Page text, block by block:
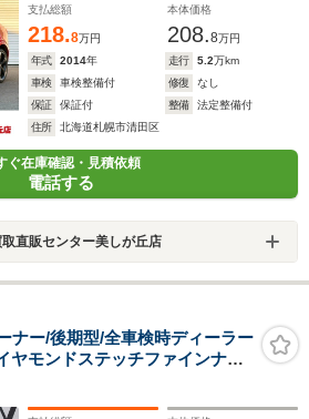
支払総額
218.8万円
本体価格
208.8万円
年式
2014年 走行 5.2万km
車検
車検整備付 修復
なし
保証
保証付 整備
法定整備付
住所
北海道札幌市清田区
ぐ在庫確認・見積依頼
電話する
直販センター美しが丘店
ー/後期型/全車検時ディーラー
ヤモンドステッチファインナッ
バックカメラ/BOSEサラウン